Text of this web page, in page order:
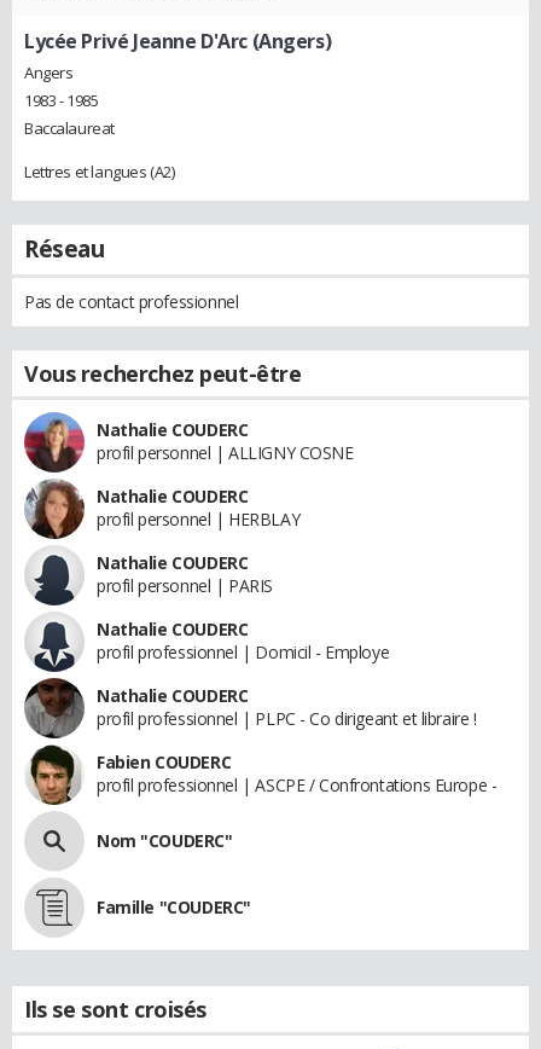
Lycée Privé Jeanne D'Arc (Angers)
Angers
1983 - 1985
Baccalaureat
Lettres et langues (A2)
Réseau
Pas de contact professionnel
Vous recherchez peut-être
Nathalie COUDERC
profil personnel | ALLIGNY COSNE
Nathalie COUDERC
profil personnel | HERBLAY
Nathalie COUDERC
profil personnel | PARIS
Nathalie COUDERC
profil professionnel | Domicil - Employe
Nathalie COUDERC
profil professionnel | PLPC - Co dirigeant et libraire !
Fabien COUDERC
profil professionnel | ASCPE / Confrontations Europe -
Nom "COUDERC"
Famille "COUDERC"
Ils se sont croisés